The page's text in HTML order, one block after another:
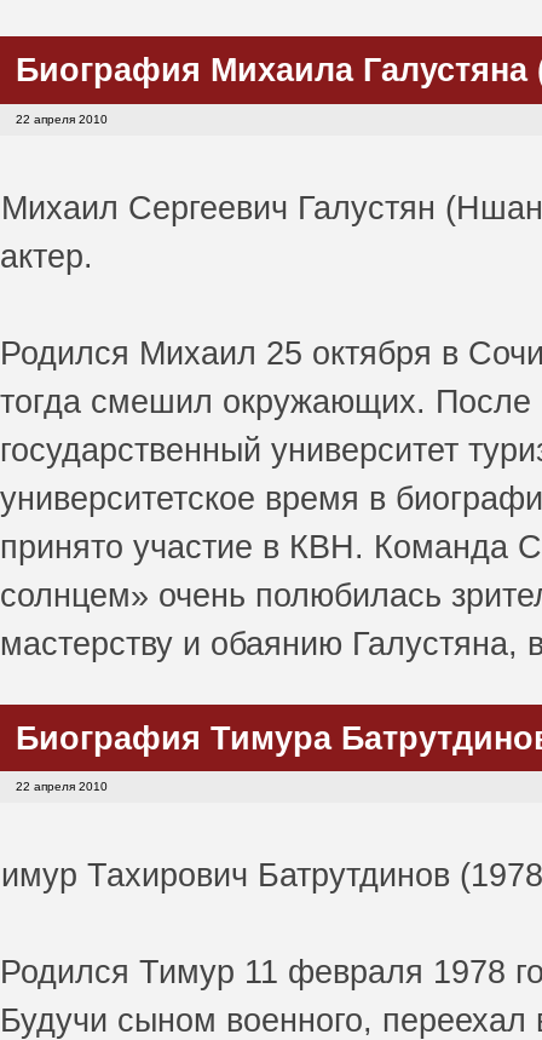
Биография Михаила
22 апреля 2010
Михаил Сергеевич Галустян
актер.
Родился Михаил 25 октября в
тогда смешил окружающих. После
государственный университет
университетское время в
принято участие в КВН. Команда
солнцем» очень полюбилась
мастерству и обаянию
Биография Тимура
22 апреля 2010
имур Тахирович Батрутдинов
Родился Тимур 11 февраля 1978
Будучи сыном военного,